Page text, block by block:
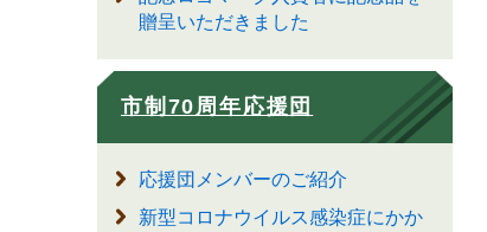
贈呈いただきました
市制70周年応援団
応援団メンバーのご紹介
新型コロナウイルス感染症にかか